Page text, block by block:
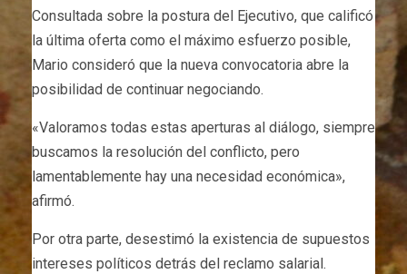
Consultada sobre la postura del Ejecutivo, que calificó
la última oferta como el máximo esfuerzo posible,
Mario consideró que la nueva convocatoria abre la
posibilidad de continuar negociando.
«Valoramos todas estas aperturas al diálogo, siempre
buscamos la resolución del conflicto, pero
lamentablemente hay una necesidad económica»,
afirmó.
Por otra parte, desestimó la existencia de supuestos
intereses políticos detrás del reclamo salarial.